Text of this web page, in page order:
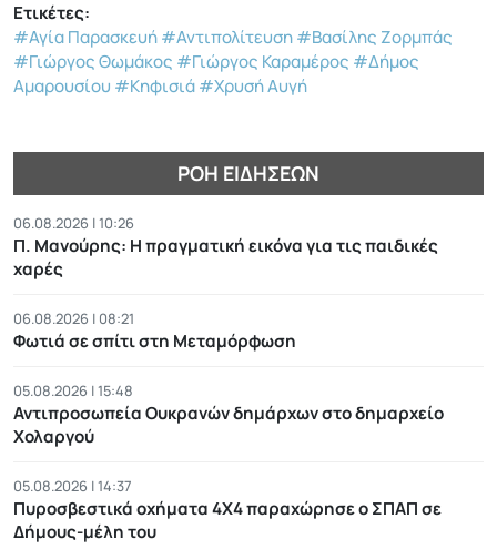
Ετικέτες:
#Αγία Παρασκευή#Αντιπολίτευση#Βασίλης Ζορμπάς
#Γιώργος Θωμάκος #Γιώργος Καραμέρος #Δήμος
Αμαρουσίου #Κηφισιά#Χρυσή Αυγή
ΡΟΉ ΕΙΔΉΣΕΩΝ
06.08.2026 | 10:26
Π. Μανούρης: H πραγματική εικόνα για τις παιδικές
χαρές
06.08.2026 | 08:21
Φωτιά σε σπίτι στη Μεταμόρφωση
05.08.2026 | 15:48
Αντιπροσωπεία Ουκρανών δημάρχων στο δημαρχείο
Χολαργού
05.08.2026 | 14:37
Πυροσβεστικά οχήματα 4Χ4 παραχώρησε ο ΣΠΑΠ σε
Δήμους-μέλη του